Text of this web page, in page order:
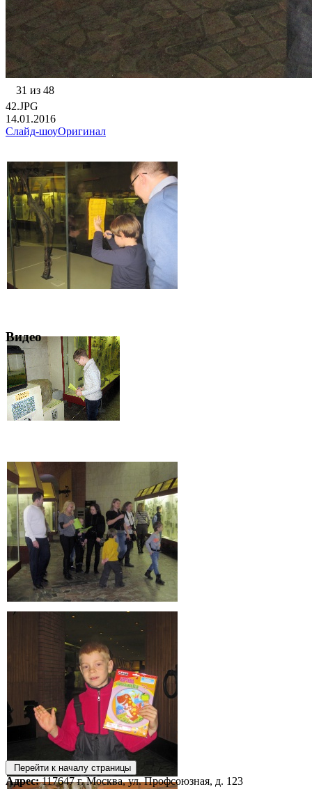
31 из 48
42.JPG
14.01.2016
Слайд-шоуОригинал
Видео
Перейти к началу страницы
Адрес:117647 г. Москва, ул. Профсоюзная, д. 123